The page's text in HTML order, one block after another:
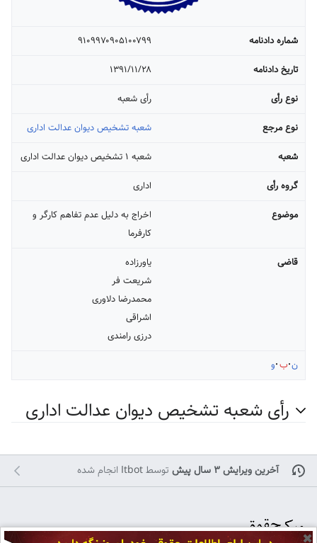
شماره دادنامه
۹۱۰۹۹۷۰۹۰۵۱۰۰۷۹۹
تاریخ دادنامه
۱۳۹۱/۱۱/۲۸
نوع رأی
رأی شعبه
نوع مرجع
شعبه تشخیص دیوان عدالت اداری
شعبه
شعبه ۱ تشخیص دیوان عدالت اداری
گروه رأی
اداری
موضوع
اخراج به دلیل عدم تفاهم کارگر و
کارفرما
قاضی
یاورزاده
شریعت فر
محمدرضا دلاوری
اشراقی
درزی رامندی
ن ب و
رأی شعبه تشخیص دیوان عدالت اداری
آخرین ویرایش ۳ سال پیش توسطItbot انجام شده